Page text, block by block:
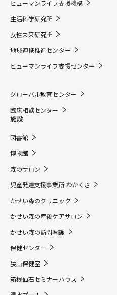
ヒューマンライフ支援機構
生活科学研究所
女性未来研究所
地域連携推進センター
ヒューマンライフ支援センター
グローバル教育センター
臨床相談センター
施設
図書館
博物館
森のサロン
児童発達支援事業所 わかくさ
かせい森のクリニック
かせい森の産後ケアサロン
かせい森の訪問看護
保健センター
狭山保健室
箱根仙石セミナーハウス